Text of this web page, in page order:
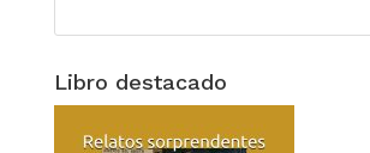
Libro destacado